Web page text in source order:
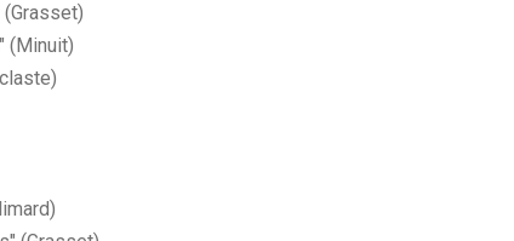
(Grasset)
(Minuit)